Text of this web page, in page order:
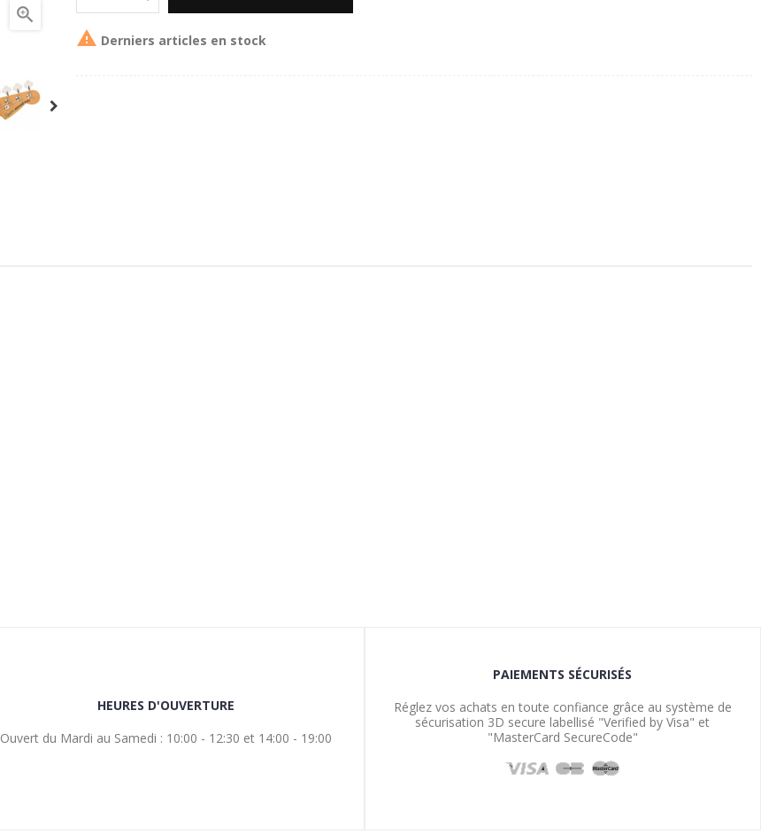

 Derniers articles en stock
HEURES D'OUVERTURE
Ouvert du Mardi au Samedi : 10:00 - 12:30 et 14:00 - 19:00
PAIEMENTS SÉCURISÉS
Réglez vos achats en toute confiance grâce au système de
sécurisation 3D secure labellisé "Verified by Visa" et
"MasterCard SecureCode"